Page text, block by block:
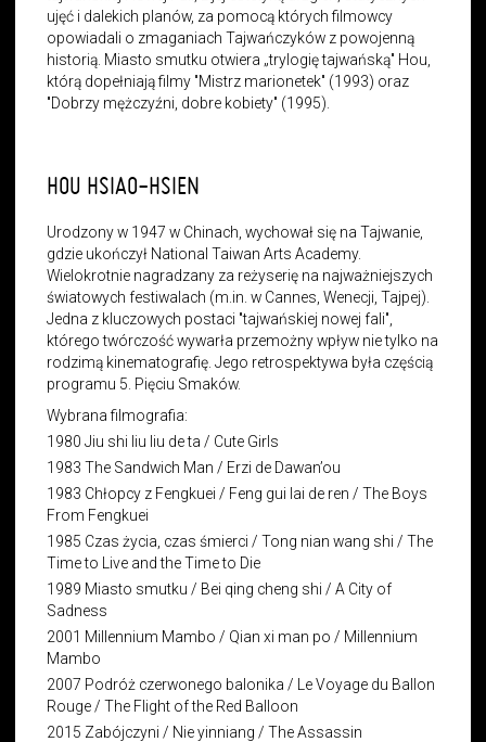
ujęć i dalekich planów, za pomocą których filmowcy
opowiadali o zmaganiach Tajwańczyków z powojenną
historią. Miasto smutku otwiera „trylogię tajwańską" Hou,
którą dopełniają filmy "Mistrz marionetek" (1993) oraz
"Dobrzy mężczyźni, dobre kobiety" (1995).
HOU HSIAO-HSIEN
Urodzony w 1947 w Chinach, wychował się na Tajwanie,
gdzie ukończył National Taiwan Arts Academy.
Wielokrotnie nagradzany za reżyserię na najważniejszych
światowych festiwalach (m.in. w Cannes, Wenecji, Tajpej).
Jedna z kluczowych postaci "tajwańskiej nowej fali",
którego twórczość wywarła przemożny wpływ nie tylko na
rodzimą kinematografię. Jego retrospektywa była częścią
programu 5. Pięciu Smaków.
Wybrana filmografia:
1980 Jiu shi liu liu de ta / Cute Girls
1983 The Sandwich Man / Erzi de Dawan’ou
1983 Chłopcy z Fengkuei / Feng gui lai de ren / The Boys
From Fengkuei
1985 Czas życia, czas śmierci / Tong nian wang shi / The
Time to Live and the Time to Die
1989 Miasto smutku / Bei qing cheng shi / A City of
Sadness
2001 Millennium Mambo / Qian xi man po / Millennium
Mambo
2007 Podróż czerwonego balonika / Le Voyage du Ballon
Rouge / The Flight of the Red Balloon
2015 Zabójczyni / Nie yinniang / The Assassin